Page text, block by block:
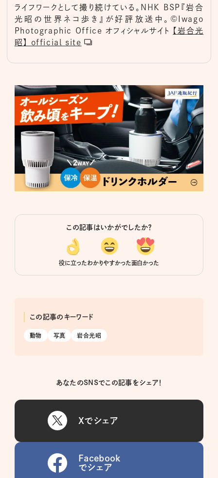
ライフワークとして撮り続けている。NHK BSP『岩合
光昭の世界ネコ歩き』が好評放送中。©︎Iwago
Photographic Office オフィシャルサイト
【岩合光
昭】 official site
この記事はいかがでしたか？
役に立ったわかりやすかった面白かった
この記事のキーワード
動物 写真 岩合光昭
あなたのSNSでこの記事をシェア！
Xでシェア
Facebook
でシェア